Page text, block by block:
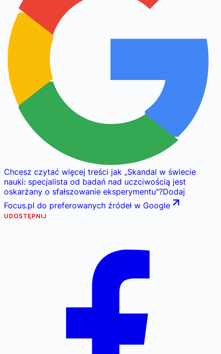
Chcesz czytać więcej treści jak „Skandal w świecie
nauki: specjalista od badań nad uczciwością jest
oskarżany o sfałszowanie eksperymentu"?Dodaj
Focus.pl do preferowanych źródeł w Google
UDOSTĘPNIJ